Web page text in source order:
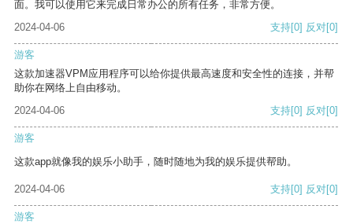
面。我可以使用它来完成日常办公的所有任务，非常方便。
2024-04-06
支持[0] 反对[0]
游客
这款加速器VPM应用程序可以给你提供最高速度和安全性的连接，并帮
助你在网络上自由移动。
2024-04-06
支持[0] 反对[0]
游客
这款app就像我的娱乐小助手，随时随地为我的娱乐提供帮助。
2024-04-06 支持[0] 反对[0]
游客